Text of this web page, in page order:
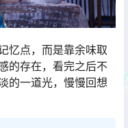
忆点，而是靠余味取
的存在，看完之后不
的一道光，慢慢回想